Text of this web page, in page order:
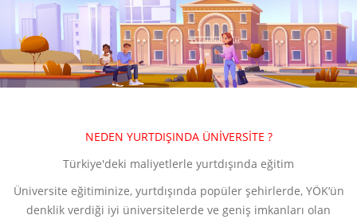
NEDEN YURTDIŞINDA ÜNİVERSİTE ?
Türkiye'deki maliyetlerle yurtdışında eğitim
Üniversite eğitiminize, yurtdışında popüler şehirlerde, YÖK’ün
denklik verdiği iyi üniversitelerde ve geniş imkanları olan